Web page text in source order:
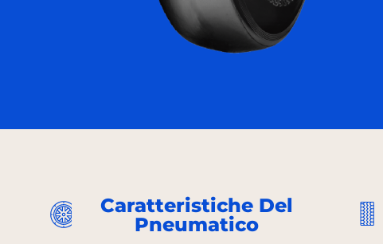
Caratteristiche Del
Pneumatico